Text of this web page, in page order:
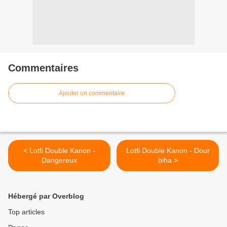
Commentaires
Ajouter un commentaire
< Lotfi Double Kanon -
Dangereux
Lotfi Double Kanon - Dour
biha >
Hébergé par Overblog
Top articles